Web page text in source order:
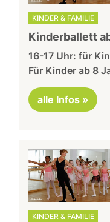
KINDER & FAMILIE
Kinderballett
16-17 Uhr: für
Für Kinder ab 8
alle Infos »
KINDER & FAMILIE